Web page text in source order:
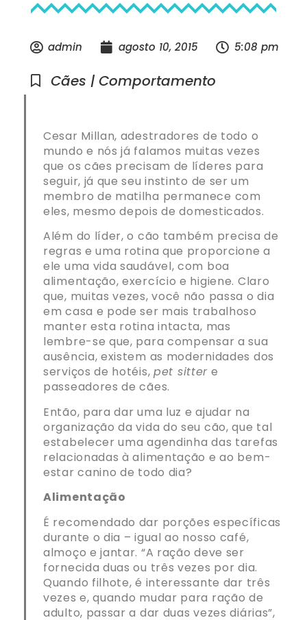
admin agosto 10, 2015 5:08 pm
Cães | Comportamento
Cesar Millan, adestradores de todo o
mundo e nós já falamos muitas vezes
que os cães precisam de líderes para
seguir, já que seu instinto de ser um
membro de matilha permanece com
eles, mesmo depois de domesticados.
Além do líder, o cão também precisa de
regras e uma rotina que proporcione a
ele uma vida saudável, com boa
alimentação, exercício e higiene. Claro
que, muitas vezes, você não passa o dia
em casa e pode ser mais trabalhoso
manter esta rotina intacta, mas
lembre-se que, para compensar a sua
ausência, existem as modernidades dos
serviços de hotéis, pet sitter e
passeadores de cães.
Então, para dar uma luz e ajudar na
organização da vida do seu cão, que tal
estabelecer uma agendinha das tarefas
relacionadas à alimentação e ao bem-
estar canino de todo dia?
Alimentação
É recomendado dar porções específicas
durante o dia – igual ao nosso café,
almoço e jantar. “A ração deve ser
fornecida duas ou três vezes por dia.
Quando filhote, é interessante dar três
vezes e, quando mudar para ração de
adulto, passar a dar duas vezes diárias”,